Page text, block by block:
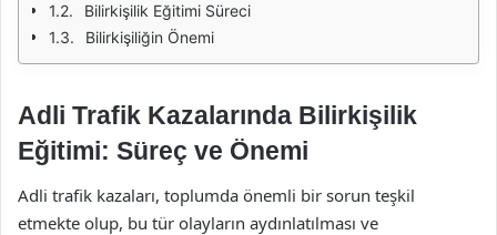
Bilirkişilik Eğitimi Süreci
Bilirkişiliğin Önemi
Adli Trafik Kazalarında Bilirkişilik
Eğitimi: Süreç ve Önemi
Adli trafik kazaları, toplumda önemli bir sorun teşkil
etmekte olup, bu tür olayların aydınlatılması ve